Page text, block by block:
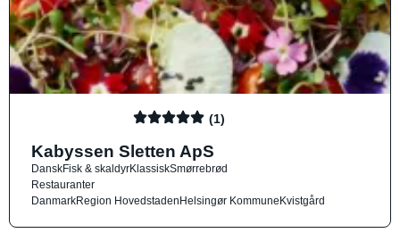
(1)
Kabyssen Sletten ApS
DanskFisk & skaldyrKlassiskSmørrebrød
Restauranter
DanmarkRegion HovedstadenHelsingør KommuneKvistgård